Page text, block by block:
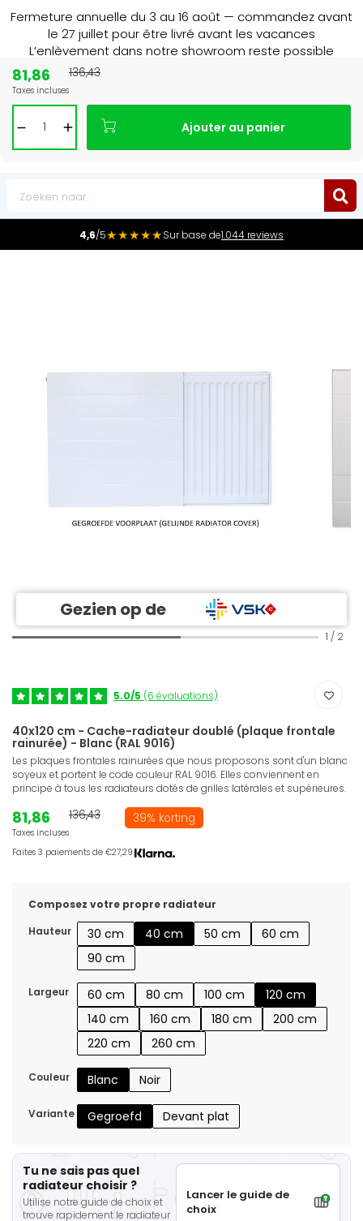
Fermeture annuelle du 3 au 16 août — commandez avant
le 27 juillet pour être livré avant les vacances
L’enlèvement dans notre showroom reste possible
4,6/5★★★★★Sur base de1.044 reviews
Gezien op de
1 / 2
5.0/5 (6 évaluations)
40x120 cm - Cache-radiateur doublé (plaque frontale
rainurée) - Blanc (RAL 9016)
Les plaques frontales rainurées que nous proposons sont d'un blanc
soyeux et portent le code couleur RAL 9016. Elles conviennent en
principe à tous les radiateurs dotés de grilles latérales et supérieures.
81,86
Taxes incluses
136,43 39% korting
Faites 3 paiements de €27,29.
Composez votre propre radiateur
Hauteur
30 cm 40 cm 50 cm
60 cm
90 cm
Largeur 60 cm 80 cm 100 cm
120 cm
140 cm
160 cm 180 cm
200 cm
220 cm
260 cm
Couleur Blanc Noir
Variante Gegroefd Devant plat
Tu ne sais pas quel
radiateur choisir ?
Utilise notre guide de choix et
trouve rapidement le radiateur
Lancer le guide de
choix
81,86
Taxes incluses
136,43
Ajouter au panier